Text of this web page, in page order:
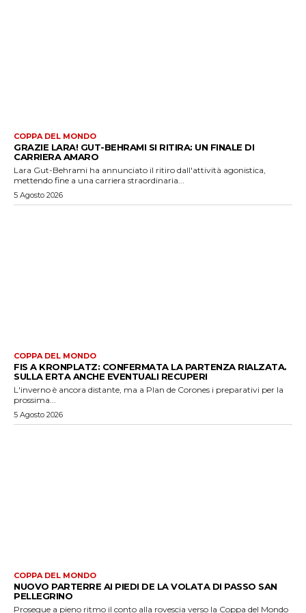
COPPA DEL MONDO
GRAZIE LARA! GUT-BEHRAMI SI RITIRA: UN FINALE DI
CARRIERA AMARO
Lara Gut-Behrami ha annunciato il ritiro dall'attività agonistica,
mettendo fine a una carriera straordinaria...
5 Agosto 2026
COPPA DEL MONDO
FIS A KRONPLATZ: CONFERMATA LA PARTENZA RIALZATA.
SULLA ERTA ANCHE EVENTUALI RECUPERI
L'inverno è ancora distante, ma a Plan de Corones i preparativi per la
prossima...
5 Agosto 2026
COPPA DEL MONDO
NUOVO PARTERRE AI PIEDI DE LA VOLATA DI PASSO SAN
PELLEGRINO
Prosegue a pieno ritmo il conto alla rovescia verso la Coppa del Mondo